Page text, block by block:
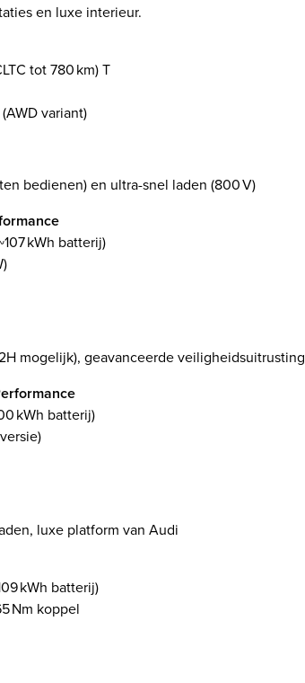
en luxe interieur.
tot 780 km) T
variant)
bedienen) en ultra-snel laden (800 V)
kWh batterij)
mogelijk), geavanceerde veiligheidsuitrusting
kWh batterij)
luxe platform van Audi
kWh batterij)
Nm koppel